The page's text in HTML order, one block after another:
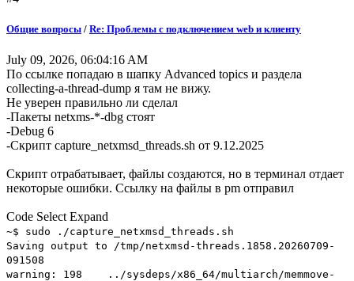
Общие вопросы / Re: Проблемы с подключением web и клиенту
July 09, 2026, 06:04:16 AM
По ссылке попадаю в шапку Advanced topics и раздела
collecting-a-thread-dump я там не вижу.
Не уверен правильно ли сделал
-Пакеты netxms-*-dbg стоят
-Debug 6
-Скрипт capture_netxmsd_threads.sh от 9.12.2025
Скрипт отрабатывает, файлы создаются, но в терминал отдает
некоторые ошибки. Ссылку на файлы в pm отправил
Code Select Expand
~$ sudo ./capture_netxmsd_threads.sh
Saving output to /tmp/netxmsd-threads.1858.20260709-
091508
warning: 198 ../sysdeps/x86_64/multiarch/memmove-